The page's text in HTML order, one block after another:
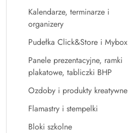
Kalendarze, terminarze i
organizery
Pudełka Click&Store i Mybox
Panele prezentacyjne, ramki
plakatowe, tabliczki BHP
Ozdoby i produkty kreatywne
Flamastry i stempelki
Bloki szkolne